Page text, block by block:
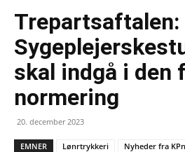
Trepartsaftalen:
skal indgå i den
normering
20. december 2023
EMNER Lønrtrykkeri
Nyheder fra